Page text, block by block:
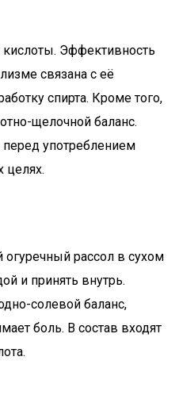
кислоты. Эффективность
связана с её
спирта. Кроме того,
щелочной баланс.
употреблением
целях.
огуречный рассол в сухом
и принять внутрь.
солевой баланс,
боль. В состав входят